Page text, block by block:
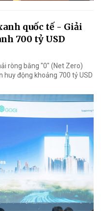
quốc tế - Giải
700 tỷ USD
ròng bằng "0" (Net Zero)
huy động khoảng 700 tỷ USD